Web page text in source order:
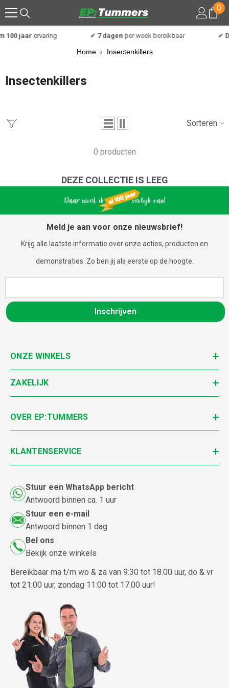
Meteen naar de content 00
100 jaarervaring ✔7 dagenper week bereikbaar ✔
Home › Insectenkillers
Insectenkillers
Sorteren
0 producten
DEZE COLLECTIE IS LEEG
Meld je aan voor onze nieuwsbrief!
Krijg alle laatste informatie over onze acties, producten en
demonstraties. Zo ben jij als eerste op de hoogte.
Inschrijven
ONZE WINKELS
ZAKELIJK
OVER EP:TUMMERS
KLANTENSERVICE
Stuur een WhatsApp bericht
Antwoord binnen ca. 1 uur
Stuur een e-mail
Antwoord binnen 1 dag
Bel ons
Bekijk onze winkels
Bereikbaar ma t/m wo & za van 9:30 tot 18.00 uur, do & vr
tot 21:00 uur, zondag 11:00 tot 17.00 uur!